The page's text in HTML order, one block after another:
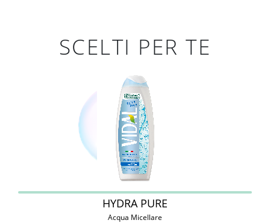
SCELTI PER TE
HYDRA PURE
Acqua Micellare